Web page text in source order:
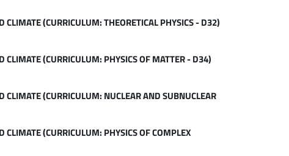
(CURRICULUM: THEORETICAL PHYSICS - D32)
(CURRICULUM: PHYSICS OF MATTER - D34)
(CURRICULUM: NUCLEAR AND SUBNUCLEAR
(CURRICULUM: PHYSICS OF COMPLEX